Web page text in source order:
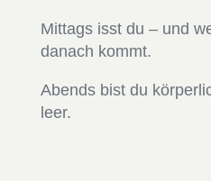
Mittags isst du – und
danach kommt.
Abends bist du
leer.